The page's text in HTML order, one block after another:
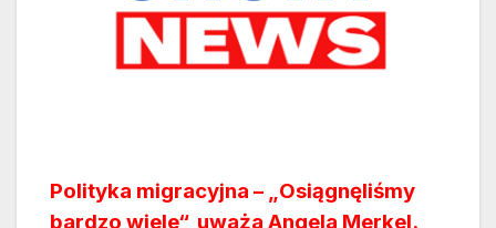
Polityka migracyjna – „Osiągnęliśmy
bardzo wiele“, uważa Angela Merkel.